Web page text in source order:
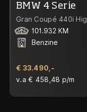
BMW 4 Serie
Gran Coupé 440i
101.932 KM
Benzine
€ 33.490,-
v.a € 458,48 p/m